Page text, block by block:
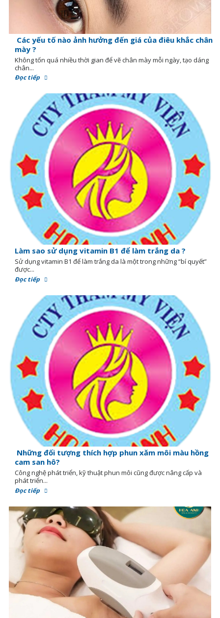
Các yếu tố nào ảnh hưởng đến giá của điêu khắc chân
mày ?
Không tốn quá nhiều thời gian để vẽ chân mày mỗi ngày, tạo dáng
chân...
Đọc tiếp
Làm sao sử dụng vitamin B1 để làm trắng da ?
Sử dụng vitamin B1 để làm trắng da là một trong những “bí quyết”
được...
Đọc tiếp
Những đối tượng thích hợp phun xăm môi màu hồng
cam san hô?
Công nghệ phát triển, kỹ thuật phun môi cũng được nâng cấp và
phát triển...
Đọc tiếp